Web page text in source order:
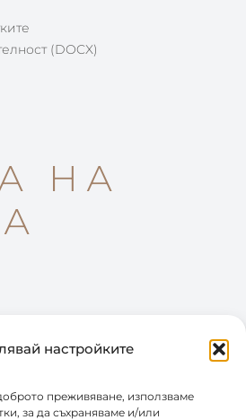
настройките
преживяване, използваме
за да съхраняваме и/или
(DOCX)
НА